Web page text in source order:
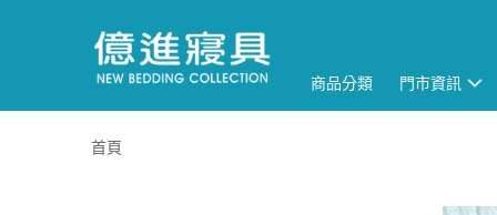
商品分類 門市資訊
首頁